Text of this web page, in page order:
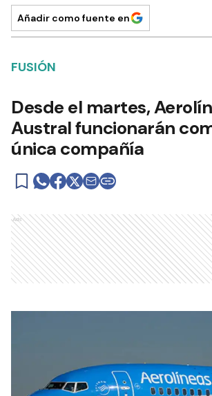
Añadir como fuente en
FUSIÓN
Desde el martes,
Austral funcionarán
única compañía
Ads